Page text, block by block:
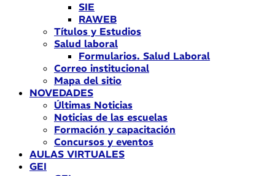
SIE
RAWEB
Títulos y Estudios
Salud laboral
Formularios. Salud Laboral
Correo institucional
Mapa del sitio
NOVEDADES
Últimas Noticias
Noticias de las escuelas
Formación y capacitación
Concursos y eventos
AULAS VIRTUALES
GEI